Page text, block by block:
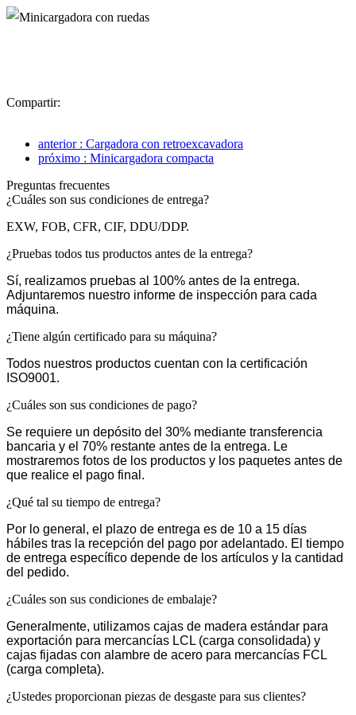
Compartir:
anterior : Cargadora con retroexcavadora
próximo : Minicargadora compacta
Preguntas frecuentes
¿Cuáles son sus condiciones de entrega?
EXW, FOB, CFR, CIF, DDU/DDP.
¿Pruebas todos tus productos antes de la entrega?
Sí, realizamos pruebas al 100% antes de la entrega.
Adjuntaremos nuestro informe de inspección para cada
máquina.
¿Tiene algún certificado para su máquina?
Todos nuestros productos cuentan con la certificación
ISO9001.
¿Cuáles son sus condiciones de pago?
Se requiere un depósito del 30% mediante transferencia
bancaria y el 70% restante antes de la entrega. Le
mostraremos fotos de los productos y los paquetes antes de
que realice el pago final.
¿Qué tal su tiempo de entrega?
Por lo general, el plazo de entrega es de 10 a 15 días
hábiles tras la recepción del pago por adelantado. El tiempo
de entrega específico depende de los artículos y la cantidad
del pedido.
¿Cuáles son sus condiciones de embalaje?
Generalmente, utilizamos cajas de madera estándar para
exportación para mercancías LCL (carga consolidada) y
cajas fijadas con alambre de acero para mercancías FCL
(carga completa).
¿Ustedes proporcionan piezas de desgaste para sus clientes?